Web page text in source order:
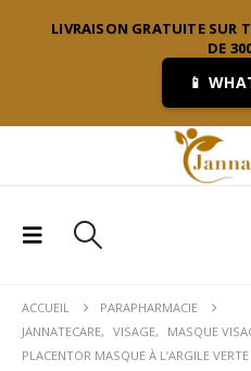
LIVRAISON GRATUITE SUR
DE
📱
ACCUEIL
PARAPHARMACIE
JANNATECARE, VISAGE,
MASQUE
PLACENTOR MASQUE À L’ARGILE